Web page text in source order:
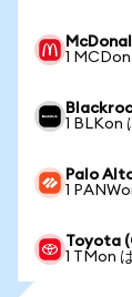
1
1 BLKon
Palo
1
Toyota
1 TMon